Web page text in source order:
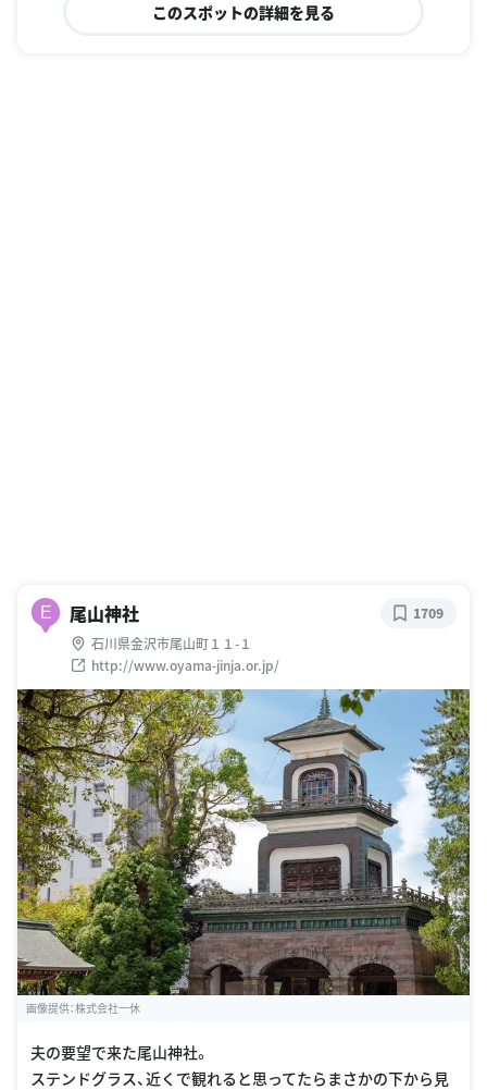
このスポットの詳細を見る
E 尾山神社
石川県金沢市尾山町１１-１
http://www.oyama-jinja.or.jp/
1709
画像提供：株式会社一休
夫の要望で来た尾山神社。
ステンドグラス、近くで観れると思ってたらまさかの下から見